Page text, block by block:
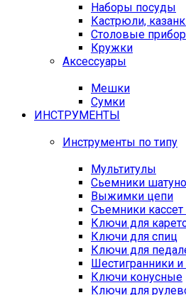
Наборы посуды
Кастрюли,
Столовые
Кружки
Аксессуары
Мешки
Сумки
ИНСТРУМЕНТЫ
Инструменты по типу
Мультитулы
Сьемники
Выжимки цепи
Съемники
Ключи для
Ключи для спиц
Ключи для
Шестигранники и
Ключи конусные
Ключи для